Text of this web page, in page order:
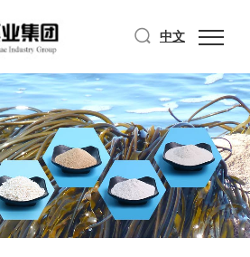
中文